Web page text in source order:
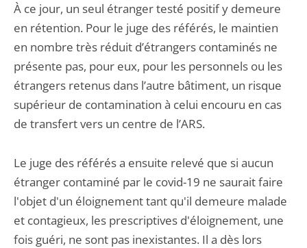
À ce jour, un seul étranger testé positif y demeure
en rétention. Pour le juge des référés, le maintien
en nombre très réduit d’étrangers contaminés ne
présente pas, pour eux, pour les personnels ou les
étrangers retenus dans l’autre bâtiment, un risque
supérieur de contamination à celui encouru en cas
de transfert vers un centre de l’ARS.
Le juge des référés a ensuite relevé que si aucun
étranger contaminé par le covid-19 ne saurait faire
l'objet d'un éloignement tant qu'il demeure malade
et contagieux, les prescriptives d'éloignement, une
fois guéri, ne sont pas inexistantes. Il a dès lors